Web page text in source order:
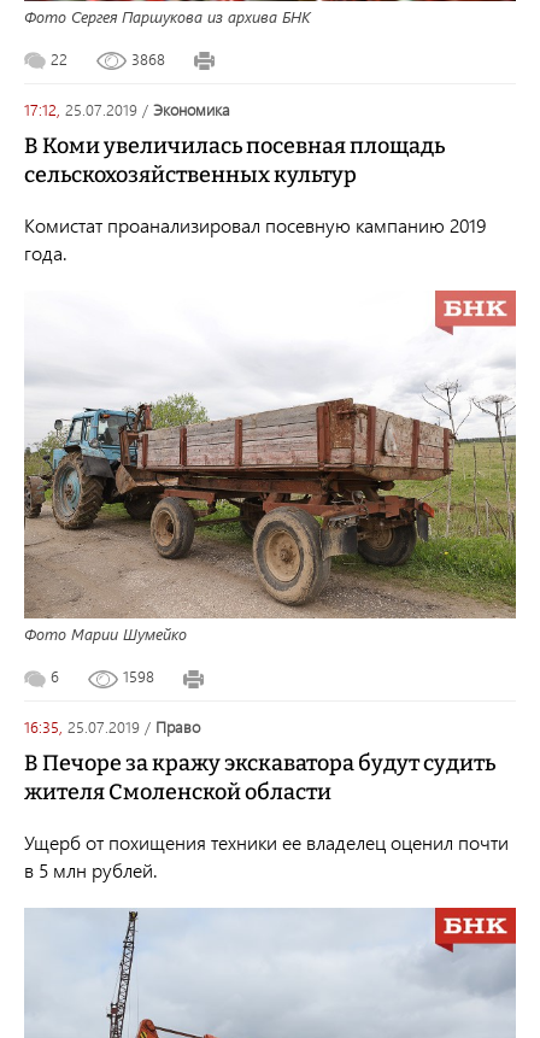
Фото Сергея Паршукова из архива БНК
22 3868
17:12, 25.07.2019 / экономика
В Коми увеличилась посевная площадь
сельскохозяйственных культур
Комистат проанализировал посевную кампанию 2019
года.
Фото Марии Шумейко
6 1598
16:35, 25.07.2019 / право
В Печоре за кражу экскаватора будут судить
жителя Смоленской области
Ущерб от похищения техники ее владелец оценил почти
в 5 млн рублей.